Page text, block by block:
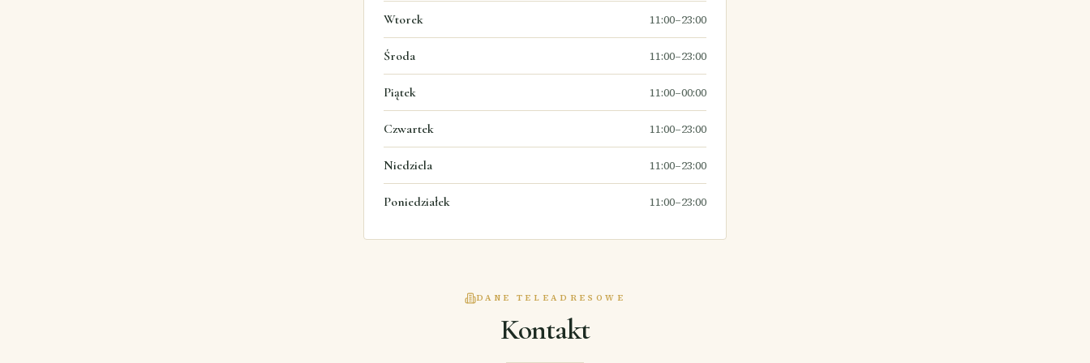
Wtorek 11:00–23:00
Środa 11:00–23:00
Piątek 11:00–00:00
Czwartek 11:00–23:00
Niedziela 11:00–23:00
Poniedziałek 11:00–23:00
DANE TELEADRESOWE
Kontakt